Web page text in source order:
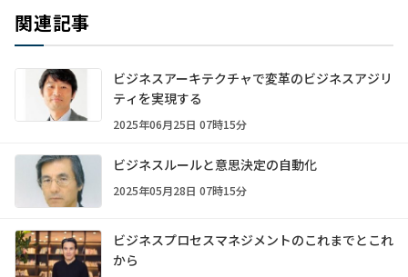
関連記事
ビジネスアーキテクチャで変革のビジネスアジリ
ティを実現する
2025年06月25日 07時15分
ビジネスルールと意思決定の自動化
2025年05月28日 07時15分
ビジネスプロセスマネジメントのこれまでとこれ
から